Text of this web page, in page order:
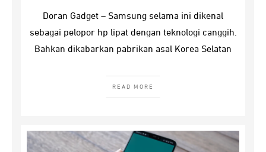
Doran Gadget – Samsung selama ini dikenal
sebagai pelopor hp lipat dengan teknologi canggih.
Bahkan dikabarkan pabrikan asal Korea Selatan
READ MORE